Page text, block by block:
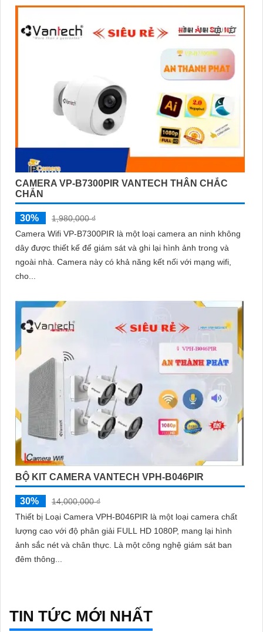
mang lại sự an tâm cho người dùng trong việc giám sát và bảo
vệ tài sản. Đồng thời, giá cả của sản phẩm cũng được đánh giá
Nếu bạn cần thêm thông tin chi tiết về sản phẩm hay muốn tư
vấn, hãy liên hệ với đại lý phân phối chính thức của Vantech để
được hỗ trợ tốt nhất.
CAMERA VP-B7300PIR VANTECH THÂN CHẮC
CHẮN
30%
1,980,000 ₫
Camera Wifi VP-B7300PIR là một loại camera an ninh không
dây được thiết kế để giám sát và ghi lại hình ảnh trong và
ngoài nhà. Camera này có khả năng kết nối với mạng wifi,
cho...
BỘ KIT CAMERA VANTECH VPH-B046PIR
30%
14,000,000 ₫
Thiết bị Loại Camera VPH-B046PIR là một loại camera chất
lượng cao với độ phân giải FULL HD 1080P, mang lại hình
ảnh sắc nét và chân thực. Là một công nghệ giám sát ban
đêm thông...
TIN TỨC MỚI NHẤT